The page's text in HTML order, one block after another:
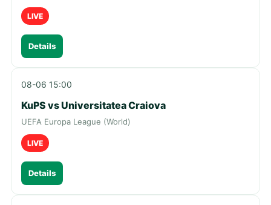
LIVE
Details
08-06 15:00
KuPS vs Universitatea Craiova
UEFA Europa League (World)
LIVE
Details